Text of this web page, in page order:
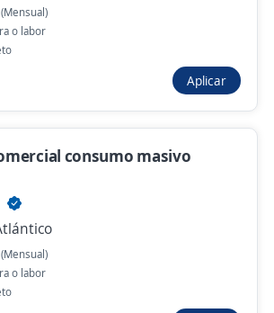
Outbound
del sector
PDV / Manufcatura
S.A.S
o labor
Aplicar
consumo masivo
o labor